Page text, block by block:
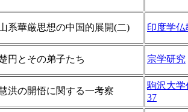
系華厳思想の中国的展開(二) 印度学
円とその弟子たち 宗学研究
洪の開悟に関する一考察
駒沢大学
37